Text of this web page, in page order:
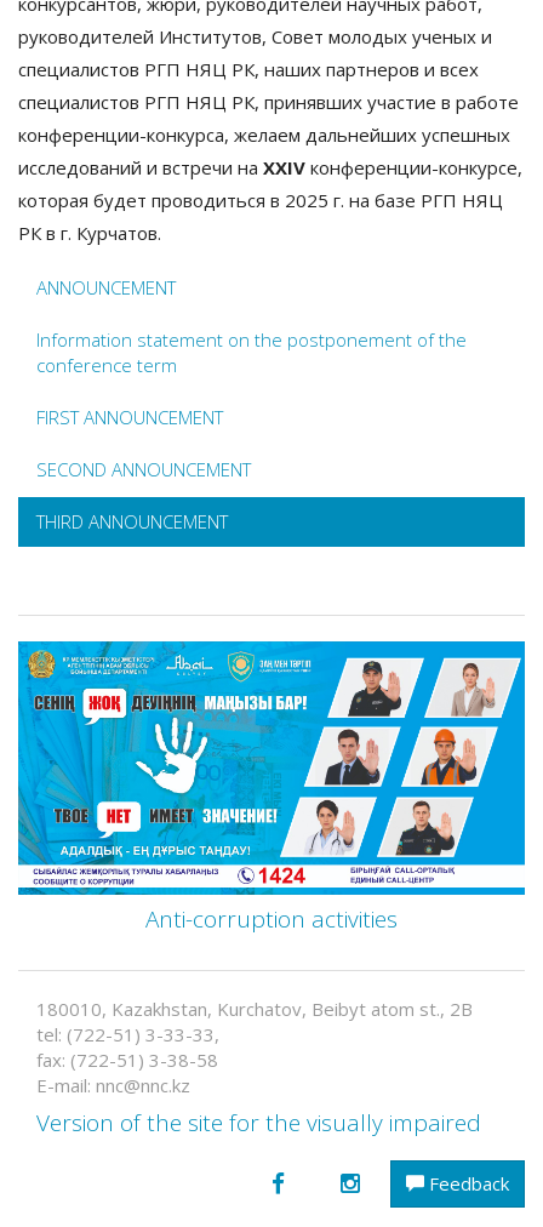
руководителей Институтов, Совет молодых ученых и
специалистов РГП НЯЦ РК, наших партнеров и всех
специалистов РГП НЯЦ РК, принявших участие в работе
конференции-конкурса, желаем дальнейших успешных
исследований и встречи на ХХIV конференции-конкурсе,
которая будет проводиться в 2025 г. на базе РГП НЯЦ
РК в г. Курчатов.
ANNOUNCEMENT
Information statement on the postponement of the
conference term
FIRST ANNOUNCEMENT
SECOND ANNOUNCEMENT
THIRD ANNOUNCEMENT
Anti-corruption activities
180010, Kazakhstan, Kurchatov, Beibyt atom st., 2B
tel: (722-51) 3-33-33,
fax: (722-51) 3-38-58
E-mail: nnc@nnc.kz
Version of the site for the visually impaired
Feedback